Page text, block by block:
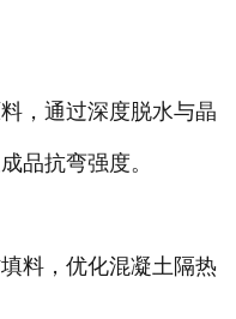
，通过深度脱水与晶
品抗弯强度。
料，优化混凝土隔热